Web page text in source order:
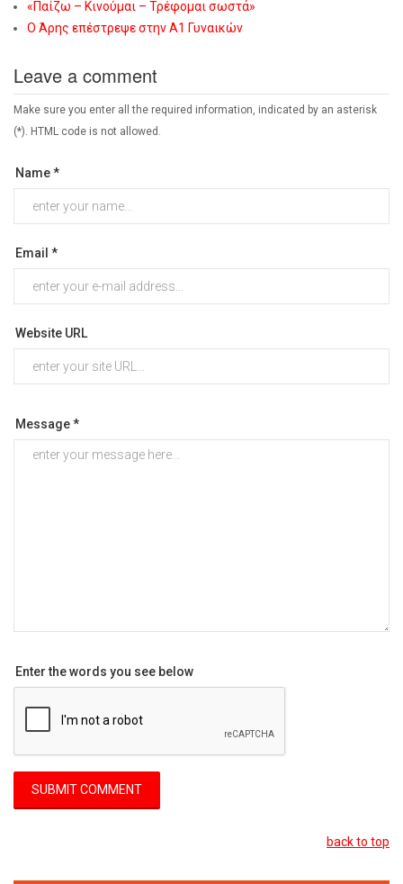
«Παίζω – Κινούμαι – Τρέφομαι σωστά»
Ο Άρης επέστρεψε στην Α1 Γυναικών
Leave a comment
Make sure you enter all the required information, indicated by an asterisk
(*). HTML code is not allowed.
Name *
Email *
Website URL
Message *
Enter the words you see below
back to top